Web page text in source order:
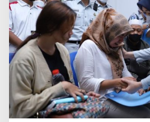
i
s
K
o
r
b
n
K
e
c